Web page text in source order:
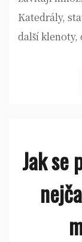
Katedrály,
další klenoty,
Jak se